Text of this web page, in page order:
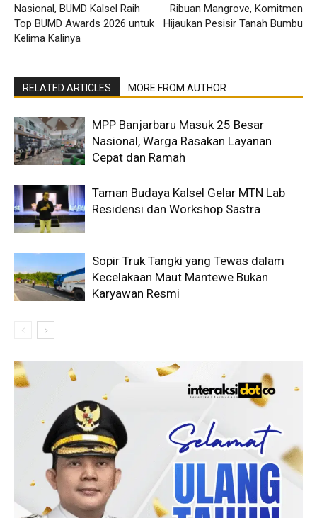
Nasional, BUMD Kalsel Raih
Top BUMD Awards 2026 untuk
Kelima Kalinya
Ribuan Mangrove, Komitmen
Hijaukan Pesisir Tanah Bumbu
RELATED ARTICLES MORE FROM AUTHOR
MPP Banjarbaru Masuk 25 Besar
Nasional, Warga Rasakan Layanan
Cepat dan Ramah
Taman Budaya Kalsel Gelar MTN Lab
Residensi dan Workshop Sastra
Sopir Truk Tangki yang Tewas dalam
Kecelakaan Maut Mantewe Bukan
Karyawan Resmi